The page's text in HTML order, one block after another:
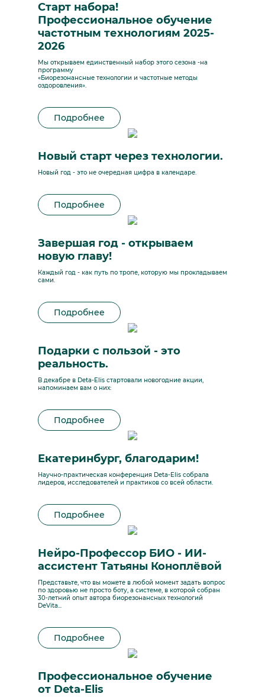
Старт набора!
Профессиональное обучение
частотным технологиям 2025-
2026
Мы открываем единственный набор этого сезона -на
программу
«Биорезонансные технологии и частотные методы
оздоровления».
Подробнее
Новый старт через технологии.
Новый год - это не очередная цифра в календаре.
Подробнее
Завершая год - открываем
новую главу!
Каждый год - как путь по тропе, которую мы прокладываем
сами.
Подробнее
Подарки с пользой - это
реальность.
В декабре в Deta-Elis стартовали новогодние акции,
напоминаем вам о них:
Подробнее
Екатеринбург, благодарим!
Научно-практическая конференция Deta-Elis собрала
лидеров, исследователей и практиков со всей области.
Подробнее
Нейро-Профессор БИО - ИИ-
ассистент Татьяны Коноплёвой
Представьте, что вы можете в любой момент задать вопрос
по здоровью не просто боту, а системе, в которой собран
30-летний опыт автора биорезонансных технологий
DeVita...
Подробнее
Профессиональное обучение
от Deta-Elis